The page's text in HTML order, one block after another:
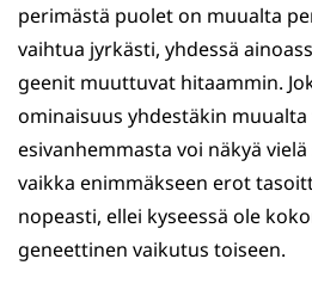
perimästä puolet on muualta
vaihtua jyrkästi, yhdessä
geenit muuttuvat hitaammin.
ominaisuus yhdestäkin
esivanhemmasta voi näkyä
vaikka enimmäkseen erot
nopeasti, ellei kyseessä ole
geneettinen vaikutus toiseen.